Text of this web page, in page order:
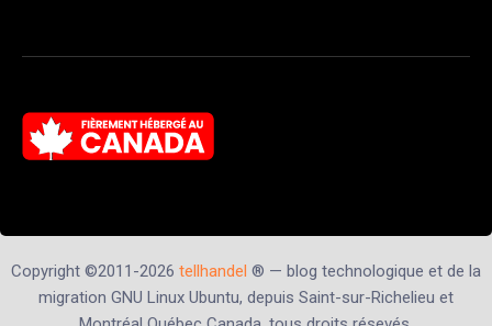
Copyright ©2011-2026 tellhandel ® — blog technologique et de la
migration GNU Linux Ubuntu, depuis Saint-sur-Richelieu et